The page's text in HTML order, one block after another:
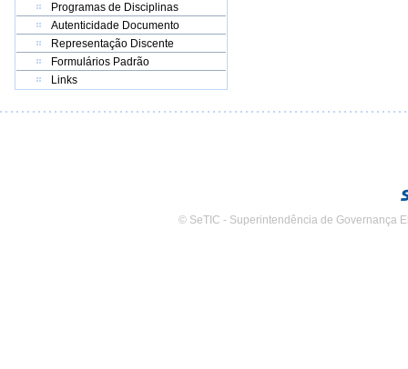
Programas de Disciplinas
Autenticidade Documento
Representação Discente
Formulários Padrão
Links
© SeTIC - Superintendência de Governança